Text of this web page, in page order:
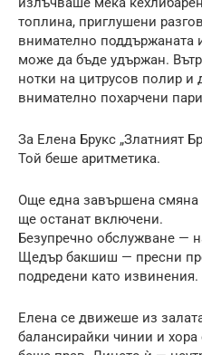
топлина, приглушени
внимателно поддържаната
може да бъде удържан.
нотки на цитрусов полир
внимателно похарчени
За Елена Брукс „Златният
Той беше аритметика.
Още една завършена смяна
ще останат включени.
Безупречно обслужване —
Щедър бакшиш — пресни
подредени като извинения.
Елена се движеше из
балансирайки чинии и хора